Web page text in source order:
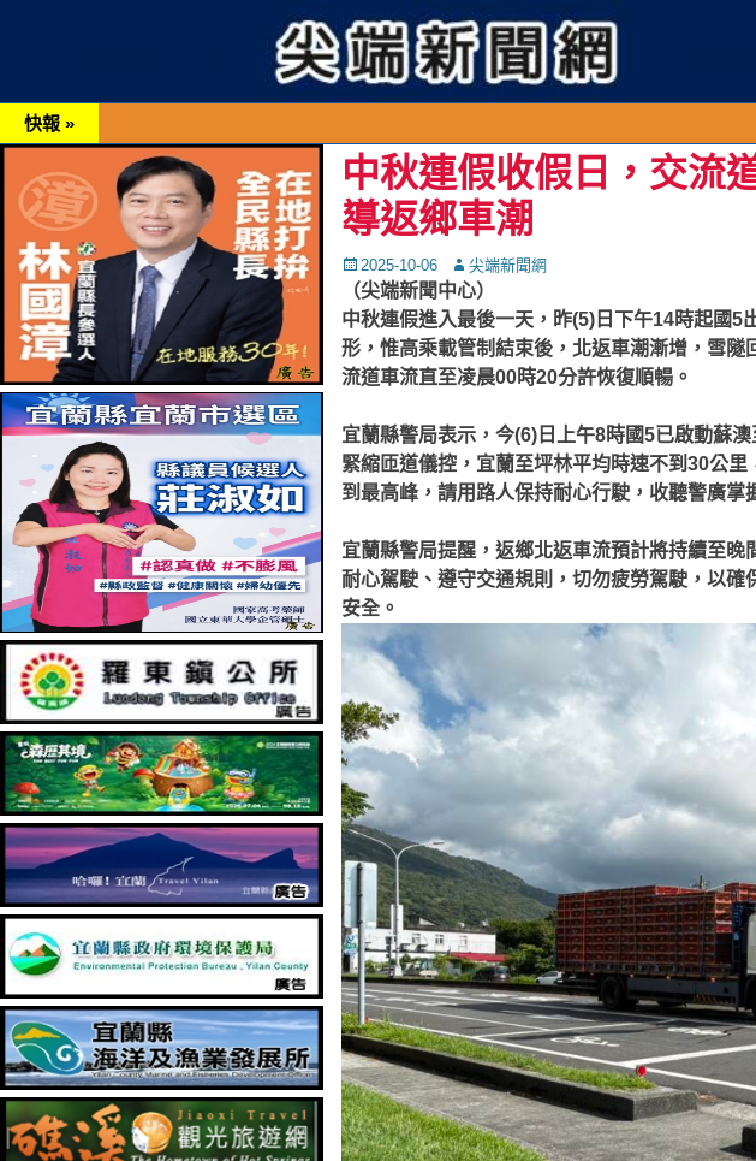
快報 »
中秋連假收假日，交流
導返鄉車潮
Posted
on
2025-10-06 Autor尖端新聞網
（尖端新聞中心）
中秋連假進入最後一天，昨(5)日下午14時起國
形，惟高乘載管制結束後，北返車潮漸增，雪
流道車流直至凌晨00時20分許恢復順暢。
宜蘭縣警局表示，今(6)日上午8時國5已啟動蘇
緊縮匝道儀控，宜蘭至坪林平均時速不到30公
到最高峰，請用路人保持耐心行駛，收聽警廣掌
宜蘭縣警局提醒，返鄉北返車流預計將持續至
耐心駕駛、遵守交通規則，切勿疲勞駕駛，以
安全。